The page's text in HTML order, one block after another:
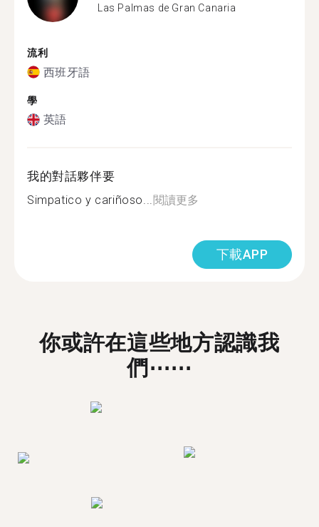
Las Palmas de Gran Canaria
流利
西班牙語
學
英語
我的對話夥伴要
Simpatico y cariñoso...閱讀更多
下載APP
你或許在這些地方認識我
們⋯⋯